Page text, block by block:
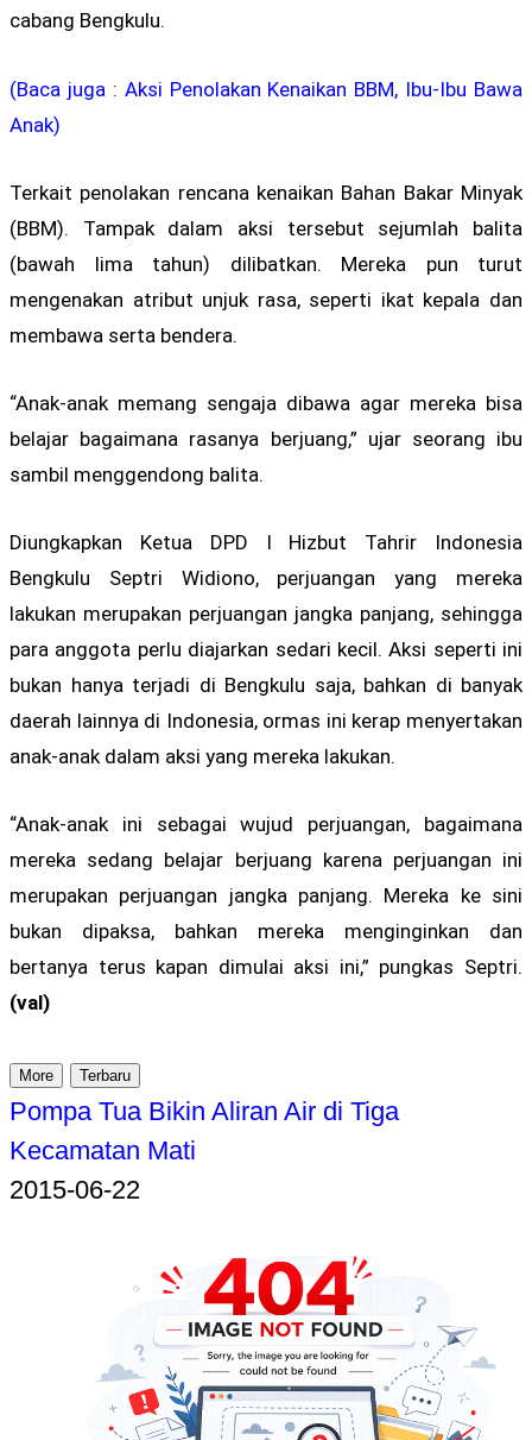
cabang Bengkulu.
(Baca juga : Aksi Penolakan Kenaikan BBM, Ibu-Ibu Bawa
Anak)
Terkait penolakan rencana kenaikan Bahan Bakar Minyak
(BBM). Tampak dalam aksi tersebut sejumlah balita
(bawah lima tahun) dilibatkan. Mereka pun turut
mengenakan atribut unjuk rasa, seperti ikat kepala dan
membawa serta bendera.
“Anak-anak memang sengaja dibawa agar mereka bisa
belajar bagaimana rasanya berjuang,” ujar seorang ibu
sambil menggendong balita.
Diungkapkan Ketua DPD I Hizbut Tahrir Indonesia
Bengkulu Septri Widiono, perjuangan yang mereka
lakukan merupakan perjuangan jangka panjang, sehingga
para anggota perlu diajarkan sedari kecil. Aksi seperti ini
bukan hanya terjadi di Bengkulu saja, bahkan di banyak
daerah lainnya di Indonesia, ormas ini kerap menyertakan
anak-anak dalam aksi yang mereka lakukan.
“Anak-anak ini sebagai wujud perjuangan, bagaimana
mereka sedang belajar berjuang karena perjuangan ini
merupakan perjuangan jangka panjang. Mereka ke sini
bukan dipaksa, bahkan mereka menginginkan dan
bertanya terus kapan dimulai aksi ini,” pungkas Septri.
(val)
More Terbaru
Pompa Tua Bikin Aliran Air di Tiga
Kecamatan Mati
2015-06-22